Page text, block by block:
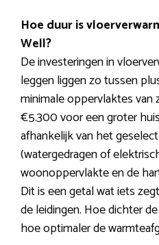
Hoe duur is
Well?
De investeringen in
leggen liggen zo tussen
minimale oppervlaktes van
€5.300 voor een groter
afhankelijk van het
(watergedragen of
woonoppervlakte en de
Dit is een getal wat iets
de leidingen. Hoe dichter
hoe optimaler de